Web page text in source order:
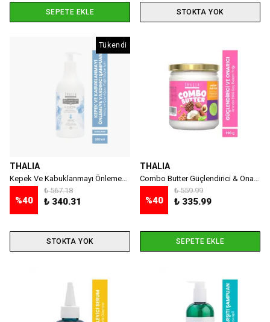
SEPETE EKLE STOKTA YOK
Tükendi
THALIA
Kepek Ve Kabuklanmayı Önlemeye Yardımcı Ardıç Ve Çay Ağacı Yağlı Saç Bakım Şampuanı - 500 ml
%40
₺ 567.18
₺ 340.31
STOKTA YOK
THALIA
Combo Butter Güçlendirici & Onarıcı Anında Etkili Saç Bakım Yağı 190gr
%40
₺ 559.99
₺ 335.99
SEPETE EKLE